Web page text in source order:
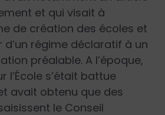
et qui visait à
de création des écoles et
régime déclaratif à un
préalable. A l’époque,
l’École s’était battue
avait obtenu que des
le Conseil